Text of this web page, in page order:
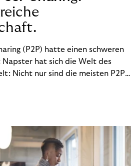
(P2P) hatte einen schweren
hat sich die Welt des
Nicht nur sind die meisten P2P-
Das bietet Unternehmen